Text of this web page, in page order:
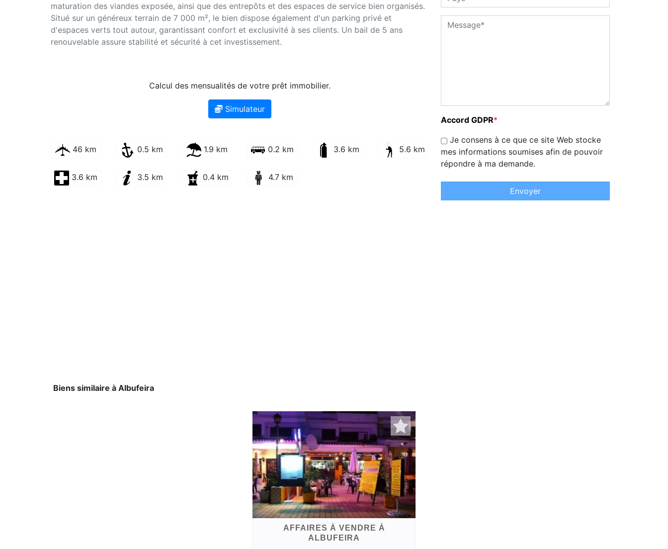
maturation des viandes exposée, ainsi que des entrepôts et des espaces de service bien organisés.
Situé sur un généreux terrain de 7 000 m², le bien dispose également d'un parking privé et
d'espaces verts tout autour, garantissant confort et exclusivité à ses clients. Un bail de 5 ans
renouvelable assure stabilité et sécurité à cet investissement.
Calcul des mensualités de votre prêt immobilier.
Simulateur
46 km 0.5 km 1.9 km 0.2 km 3.6 km 5.6 km
3.6 km 3.5 km 0.4 km 4.7 km
Accord GDPR*
Je consens à ce que ce site Web stocke
mes informations soumises afin de pouvoir
répondre à ma demande.
Envoyer
Biens similaire à Albufeira
AFFAIRES À VENDRE À
ALBUFEIRA